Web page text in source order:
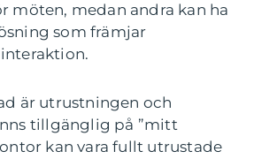
möten, medan andra kan ha
som främjar
är utrustningen och
tillgänglig på ”mitt
kan vara fullt utrustade